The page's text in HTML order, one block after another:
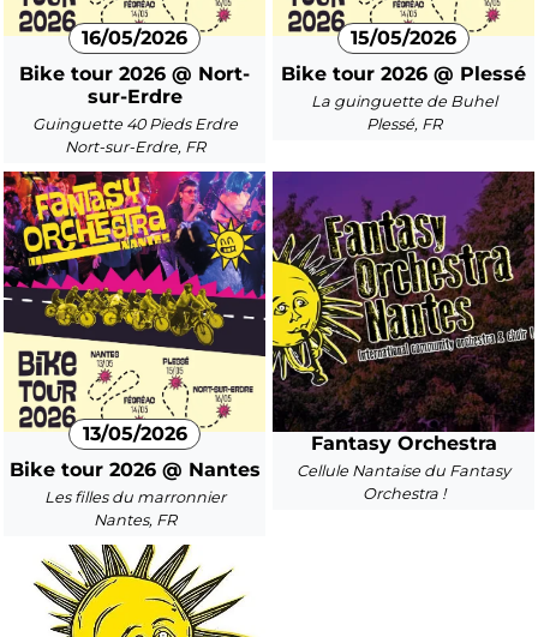
16/05/2026
Bike tour 2026 @ Nort-
sur-Erdre
Guinguette 40 Pieds Erdre
Nort-sur-Erdre, FR
15/05/2026
Bike tour 2026 @ Plessé
La guinguette de Buhel
Plessé, FR
13/05/2026
Bike tour 2026 @ Nantes
Les filles du marronnier
Nantes, FR
Fantasy Orchestra
Cellule Nantaise du Fantasy
Orchestra !